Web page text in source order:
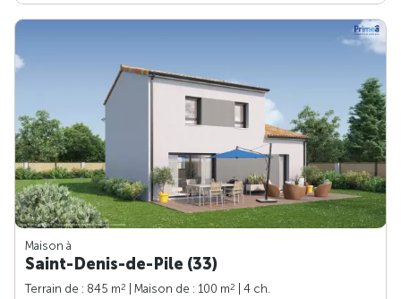
Maison à
Saint-Denis-de-Pile (33)
Terrain de : 845 m2 | Maison de : 100 m2
| 4 ch.